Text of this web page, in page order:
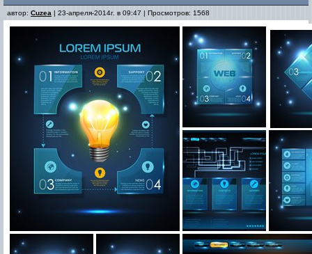
автор: Cuzea | 23-апреля-2014г. в 09:47 | Просмотров: 1568